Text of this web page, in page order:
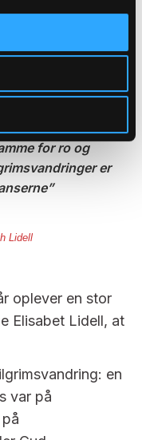
mere åben måde,
åbent til rådighed
end at sidde
for ro og
er
Lidell
oplever en stor
Elisabet Lidell, at
en
var på